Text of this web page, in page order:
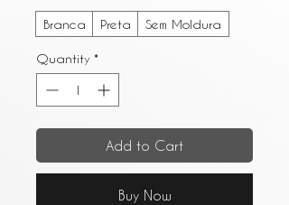
Branca Preta Sem Moldura
Quantity *
Add to Cart
Buy Now